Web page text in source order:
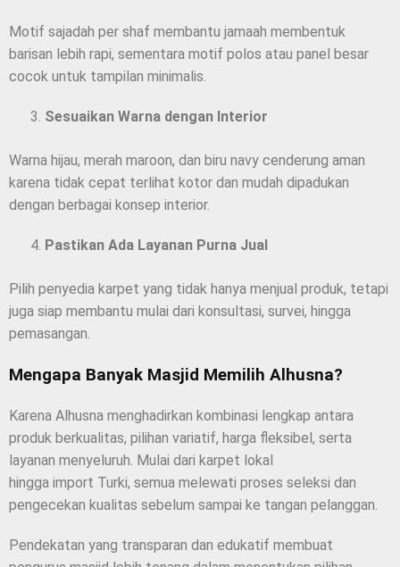
Motif sajadah per shaf membantu jamaah membentuk
barisan lebih rapi, sementara motif polos atau panel besar
cocok untuk tampilan minimalis.
Sesuaikan Warna dengan Interior
Warna hijau, merah maroon, dan biru navy cenderung aman
karena tidak cepat terlihat kotor dan mudah dipadukan
dengan berbagai konsep interior.
Pastikan Ada Layanan Purna Jual
Pilih penyedia karpet yang tidak hanya menjual produk, tetapi
juga siap membantu mulai dari konsultasi, survei, hingga
pemasangan.
Mengapa Banyak Masjid Memilih Alhusna?
Karena Alhusna menghadirkan kombinasi lengkap antara
produk berkualitas, pilihan variatif, harga fleksibel, serta
layanan menyeluruh. Mulai dari karpet lokal
hingga import Turki, semua melewati proses seleksi dan
pengecekan kualitas sebelum sampai ke tangan pelanggan.
Pendekatan yang transparan dan edukatif membuat